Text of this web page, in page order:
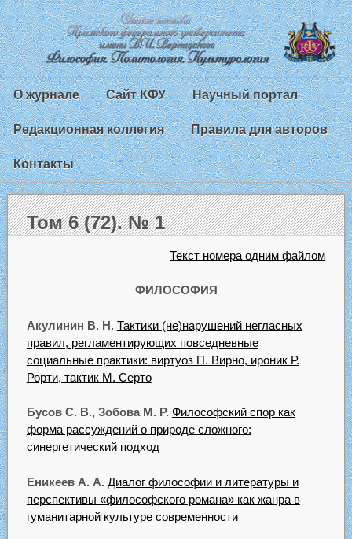
О журнале Сайт КФУ Научный портал
Редакционная коллегия Правила для авторов
Контакты
Том 6 (72). № 1
Текст номера одним файлом
ФИЛОСОФИЯ
Акулинин В. Н. Тактики (не)нарушений негласных
правил, регламентирующих повседневные
социальные практики: виртуоз П. Вирно, ироник Р.
Рорти, тактик М. Серто
Бусов С. В., Зобова М. Р. Философский спор как
форма рассуждений о природе сложного:
синергетический подход
Еникеев А. А. Диалог философии и литературы и
перспективы «философского романа» как жанра в
гуманитарной культуре современности